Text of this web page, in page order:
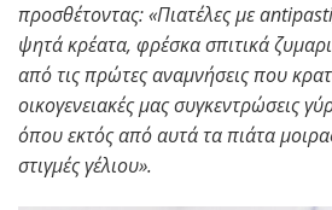
προσθέτοντας: «Πιατέλες με
ψητά κρέατα, φρέσκα σπιτικά
από τις πρώτες αναμνήσεις που
οικογενειακές μας συγκεντρώσεις
όπου εκτός από αυτά τα πιάτα
στιγμές γέλιου».